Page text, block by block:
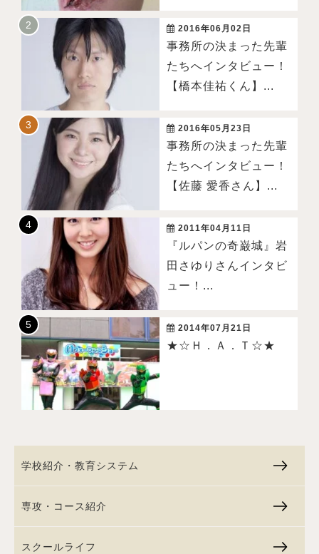
2016年06月02日
事務所の決まった先輩
たちへインタビュー！
【橋本佳祐くん】...
2016年05月23日
事務所の決まった先輩
たちへインタビュー！
【佐藤 愛香さん】...
2011年04月11日
『ルパンの奇巌城』岩
田さゆりさんインタビ
ュー！...
2014年07月21日
★☆Ｈ．Ａ．Ｔ☆★
学校紹介・教育システム
専攻・コース紹介
スクールライフ